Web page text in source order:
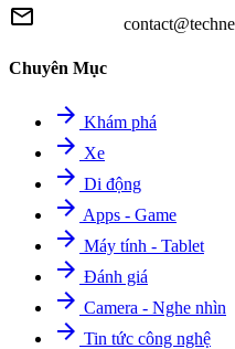
mail
Chuyên Mục
arrow_forward Khám phá
arrow_forward Xe
arrow_forward Di động
arrow_forward Apps - Game
arrow_forward Máy tính - Tablet
arrow_forward Đánh giá
arrow_forward Camera - Nghe nhìn
arrow_forward Tin tức công nghệ